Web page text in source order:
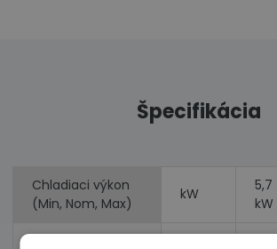
Špecifikácia
Chladiaci výkon
(Min, Nom, Max)
kW
5,7
kW